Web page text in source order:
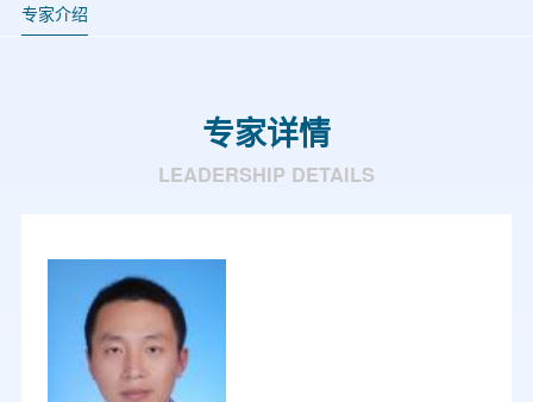
专家介绍
专家详情
LEADERSHIP DETAILS